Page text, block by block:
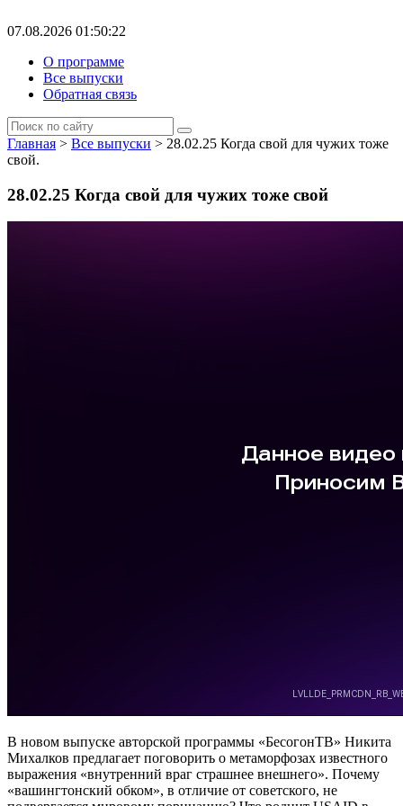
07.08.2026 01:50:22
О программе
Все выпуски
Обратная связь
Главная > Все выпуски > 28.02.25 Когда свой для чужих тоже
свой.
28.02.25 Когда свой для чужих тоже свой
В новом выпуске авторской программы «БесогонТВ» Никита
Михалков предлагает поговорить о метаморфозах известного
выражения «внутренний враг страшнее внешнего». Почему
«вашингтонский обком», в отличие от советского, не